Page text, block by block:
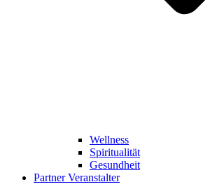
Wellness
Spiritualität
Gesundheit
Partner Veranstalter